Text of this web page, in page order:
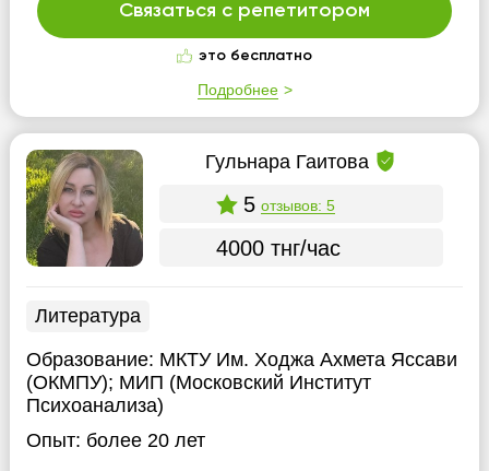
Связаться с репетитором
это бесплатно
Подробнее
Гульнара Гаитова
5 отзывов: 5
4000 тнг/час
Литература
Образование: МКТУ Им. Ходжа Ахмета Яссави
(ОКМПУ); МИП (Московский Институт
Психоанализа)
Опыт: более 20 лет